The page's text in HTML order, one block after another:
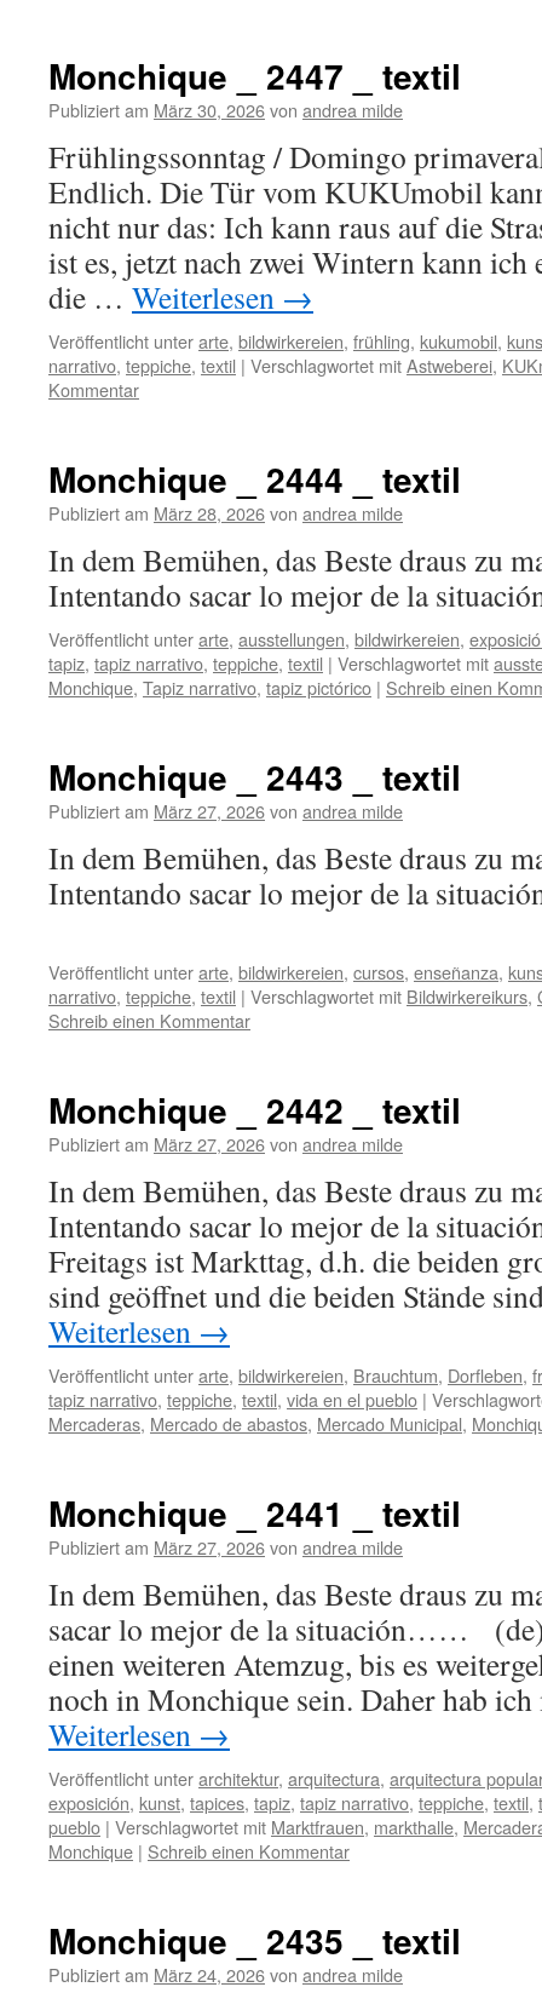
Monchique _ 2447 _ textil
Publiziert am März 30, 2026von andrea milde
Frühlingssonntag / Domingo
Endlich. Die Tür vom KUKUmobil
nicht nur das: Ich kann raus auf die
ist es, jetzt nach zwei Wintern kann ich
die … Weiterlesen →
Veröffentlicht unterarte, bildwirkereien, frühling, kukumobil,
narrativo, teppiche, textil | Verschlagwortet mitAstweberei,
Kommentar
Monchique _ 2444 _ textil
Publiziert am März 28, 2026von andrea milde
In dem Bemühen, das Beste draus zu
Intentando sacar lo mejor de la
Veröffentlicht unterarte, ausstellungen, bildwirkereien,
tapiz, tapiz narrativo, teppiche, textil | Verschlagwortet mit
Monchique, Tapiz narrativo, tapiz pictórico | Schreib einen
Monchique _ 2443 _ textil
Publiziert am März 27, 2026von andrea milde
In dem Bemühen, das Beste draus zu
Intentando sacar lo mejor
Veröffentlicht unterarte, bildwirkereien, cursos, enseñanza,
narrativo, teppiche, textil | Verschlagwortet mit Bildwirkereikurs,
Schreib einen Kommentar
Monchique _ 2442 _ textil
Publiziert am März 27, 2026von andrea milde
In dem Bemühen, das Beste draus zu
Intentando sacar lo mejor de la
Freitags ist Markttag, d.h. die beiden
sind geöffnet und die beiden Stände
Weiterlesen →
Veröffentlicht unterarte, bildwirkereien, Brauchtum, Dorfleben,
tapiz narrativo, teppiche, textil, vida en el pueblo |
Mercaderas, Mercado de abastos, Mercado Municipal,
Monchique _ 2441 _ textil
Publiziert am März 27, 2026von andrea milde
In dem Bemühen, das Beste draus zu
sacar lo mejor de la situación…… (de)
einen weiteren Atemzug, bis es
noch in Monchique sein. Daher hab
Weiterlesen →
Veröffentlicht unterarchitektur, arquitectura, arquitectura popular
exposición, kunst, tapices, tapiz, tapiz narrativo, teppiche, textil,
pueblo | Verschlagwortet mit Marktfrauen, markthalle,
Monchique | Schreib einen Kommentar
Monchique _ 2435 _ textil
Publiziert am März 24, 2026von andrea milde